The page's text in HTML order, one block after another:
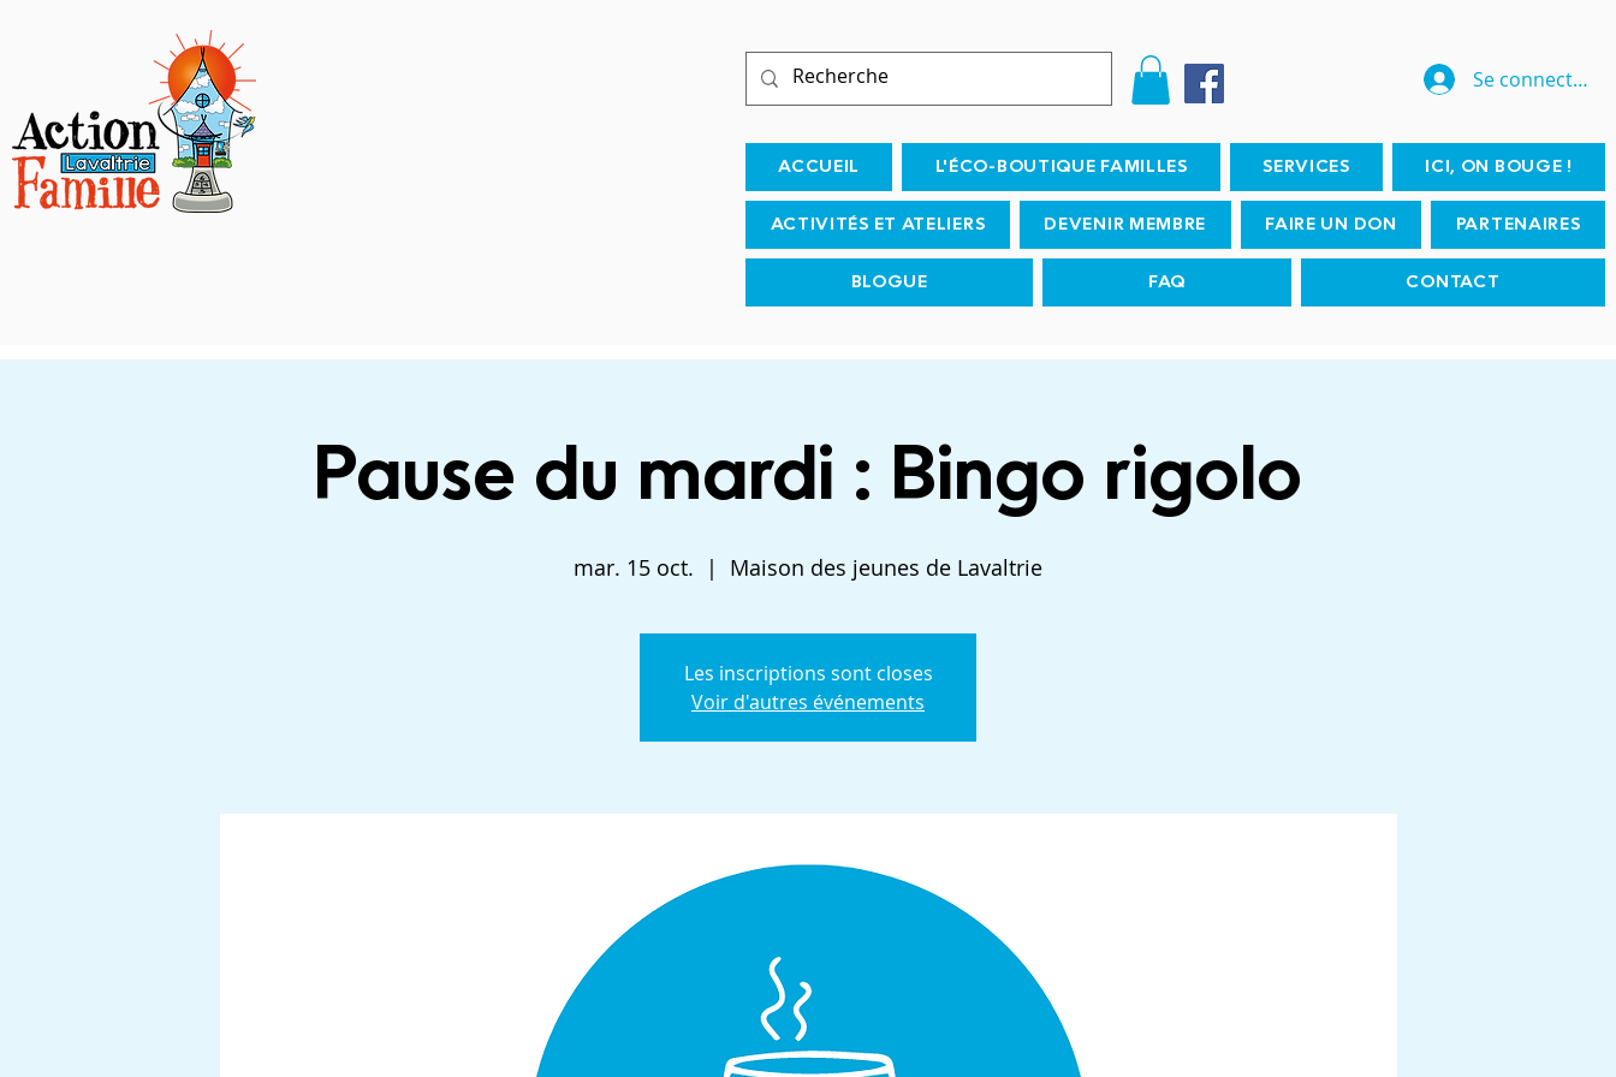
Se connecter
ACCUEIL L'ÉCO-BOUTIQUE FAMILLES SERVICES ICI, ON BOUGE !
ACTIVITÉS ET ATELIERS DEVENIR MEMBRE FAIRE UN DON PARTENAIRES
BLOGUE FAQ CONTACT
Pause du mardi : Bingo rigolo
mar. 15 oct.
  |
Maison des jeunes de Lavaltrie
Les inscriptions sont closes
Voir d'autres événements